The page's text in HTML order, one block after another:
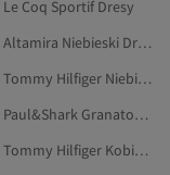
Le Coq Sportif Dresy
Altamira Niebieski Dresy
Tommy Hilfiger Niebieski Odzież
Paul&Shark Granatowy Akcesoria
Tommy Hilfiger Kobiety Dresy